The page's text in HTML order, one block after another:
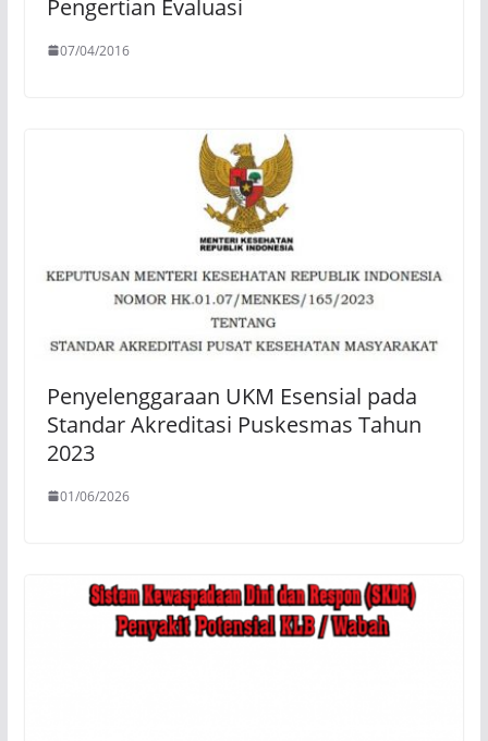
Pengertian Evaluasi
07/04/2016
Penyelenggaraan UKM Esensial pada
Standar Akreditasi Puskesmas Tahun
2023
01/06/2026